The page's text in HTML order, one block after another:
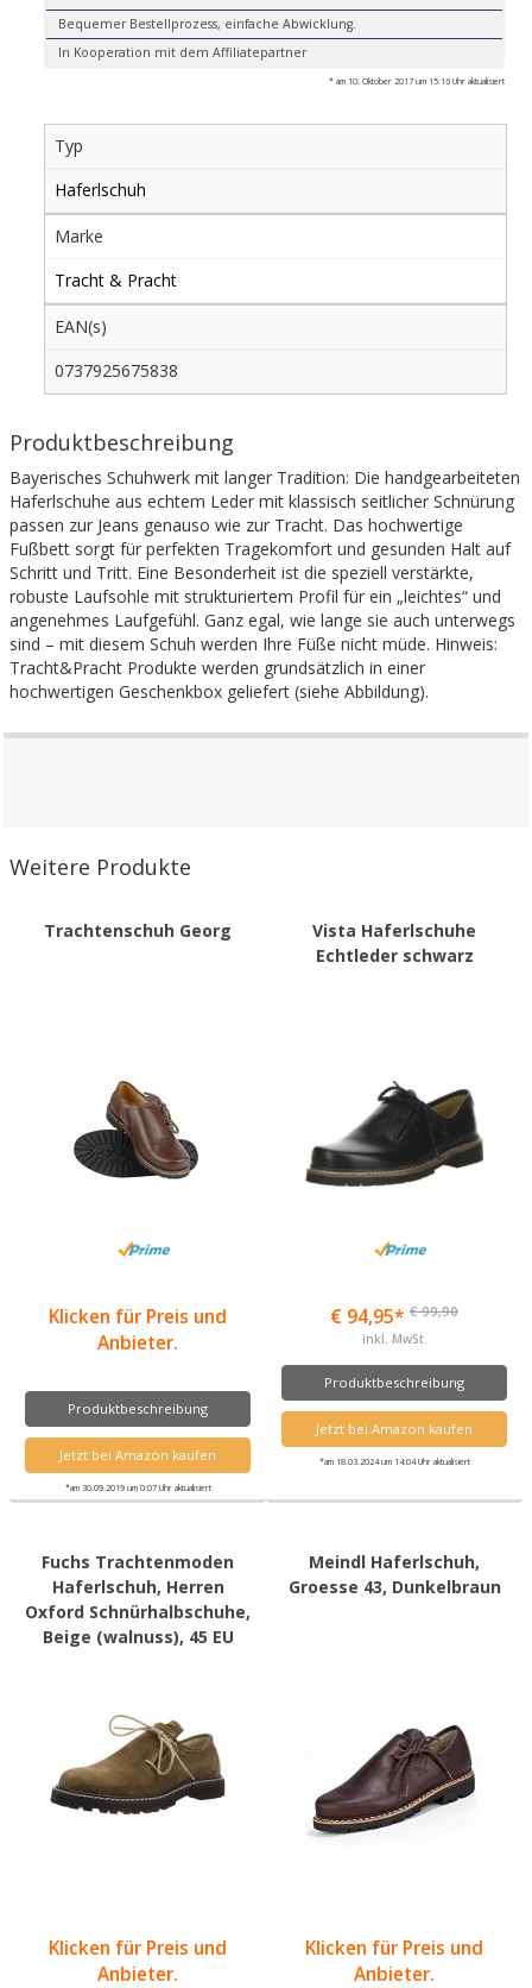
Bequemer Bestellprozess, einfache Abwicklung.
In Kooperation mit dem Affiliatepartner
* am 10. Oktober 2017 um 15:16 Uhr aktualisiert
Typ
Haferlschuh
Marke
Tracht & Pracht
EAN(s)
0737925675838
Produktbeschreibung
Bayerisches Schuhwerk mit langer Tradition: Die handgearbeiteten
Haferlschuhe aus echtem Leder mit klassisch seitlicher Schnürung
passen zur Jeans genauso wie zur Tracht. Das hochwertige
Fußbett sorgt für perfekten Tragekomfort und gesunden Halt auf
Schritt und Tritt. Eine Besonderheit ist die speziell verstärkte,
robuste Laufsohle mit strukturiertem Profil für ein „leichtes“ und
angenehmes Laufgefühl. Ganz egal, wie lange sie auch unterwegs
sind – mit diesem Schuh werden Ihre Füße nicht müde. Hinweis:
Tracht&Pracht Produkte werden grundsätzlich in einer
hochwertigen Geschenkbox geliefert (siehe Abbildung).
Weitere Produkte
Trachtenschuh Georg
Klicken für Preis und
Anbieter.
Produktbeschreibung
Jetzt bei Amazon kaufen
*am 30.09.2019 um 0:07 Uhr aktualisiert
Vista Haferlschuhe
Echtleder schwarz
€ 94,95* € 99,90
inkl. MwSt.
Produktbeschreibung
Jetzt bei Amazon kaufen
*am 18.03.2024 um 14:04 Uhr aktualisiert
Fuchs Trachtenmoden
Haferlschuh, Herren
Oxford Schnürhalbschuhe,
Beige (walnuss), 45 EU
Klicken für Preis und
Anbieter.
Meindl Haferlschuh,
Groesse 43, Dunkelbraun
Klicken für Preis und
Anbieter.